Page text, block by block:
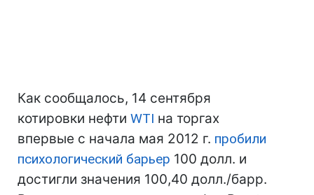
Как сообщалось, 14 сентября
котировки нефти WTI на торгах
впервые с начала мая 2012 г. пробили
психологический барьер 100 долл. и
достигли значения 100,40 долл./барр.